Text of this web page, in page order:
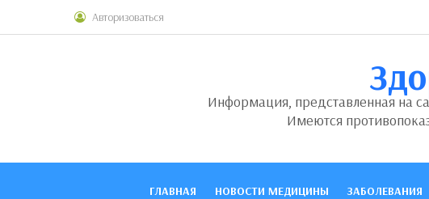
Авторизоваться
Информация, представленная на
Имеются
ГЛАВНАЯ НОВОСТИ МЕДИЦИНЫ ЗАБОЛЕВАНИЯ